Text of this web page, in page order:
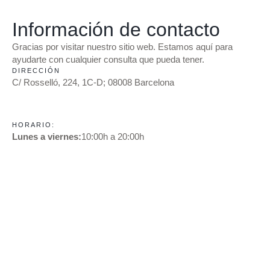
Información de contacto
Gracias por visitar nuestro sitio web. Estamos aquí para
ayudarte con cualquier consulta que pueda tener.
DIRECCIÓN
C/ Rosselló, 224, 1C-D; 08008 Barcelona
HORARIO:
Lunes a viernes:10:00h a 20:00h